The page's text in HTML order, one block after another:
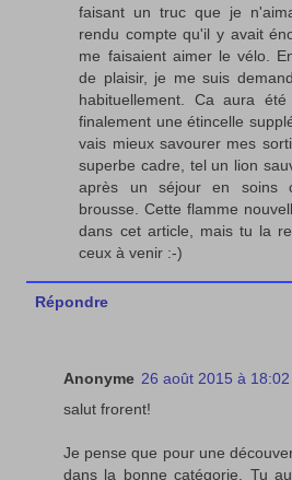
faisant un truc que je
rendu compte qu'il y avait
me faisaient aimer le vélo.
de plaisir, je me suis
habituellement. Ca aura
finalement une étincelle
vais mieux savourer mes
superbe cadre, tel un lion
après un séjour en soins
brousse. Cette flamme
dans cet article, mais tu la
ceux à venir :-)
Répondre
Anonyme 26 août 2015 à 18:02
salut frorent!
Je pense que pour une
dans la bonne catégorie. Tu